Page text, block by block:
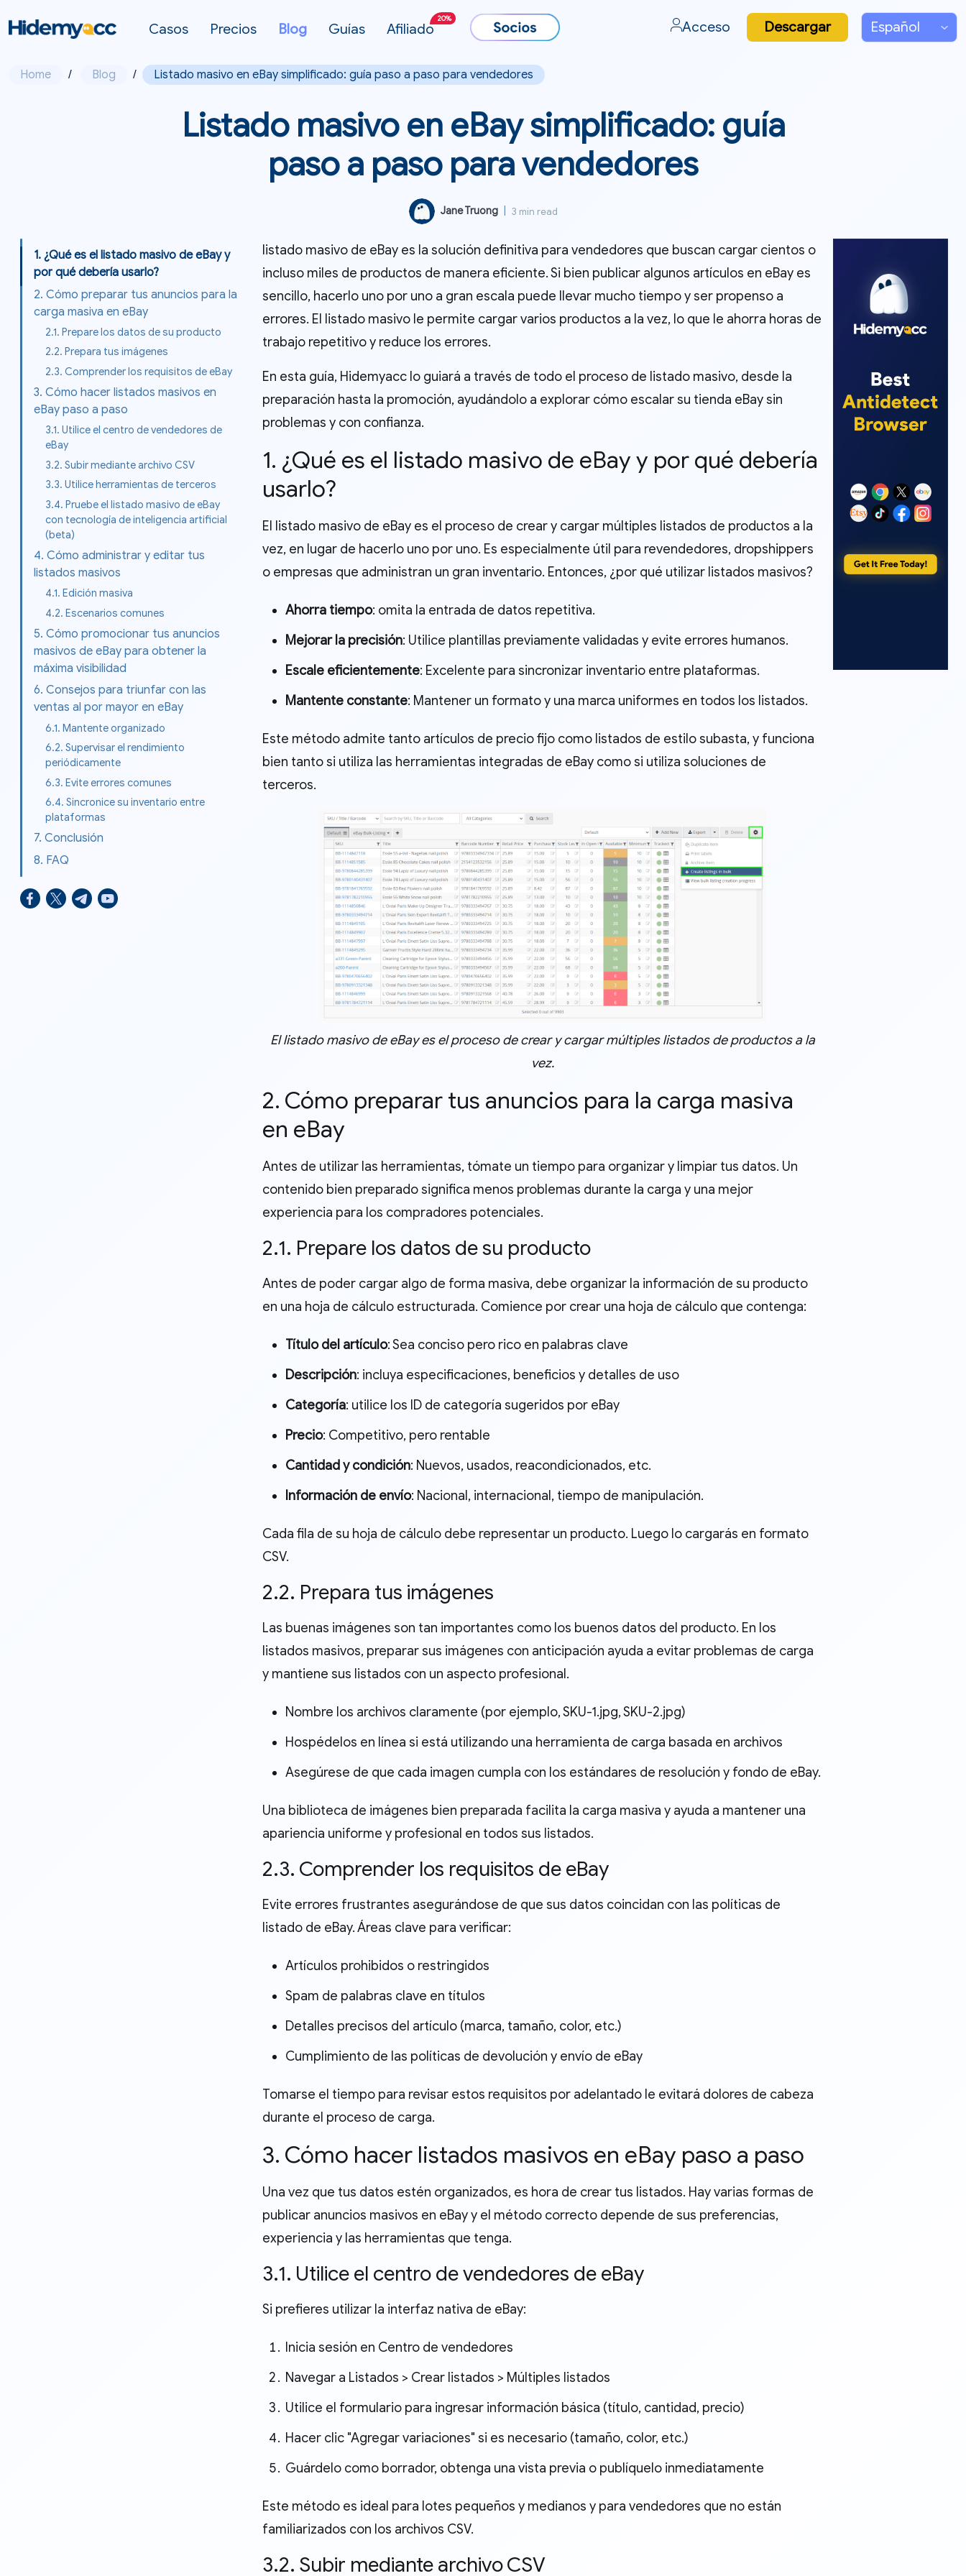
Casos Precios Blog Guías Afiliado
20%
Acceso Descargar
Home / Blog / Listado masivo en eBay simplificado: guía paso a paso para vendedores
Listado masivo en eBay simplificado: guía
paso a paso para vendedores
Jane Truong 3 min read
1. ¿Qué es el listado masivo de eBay y
por qué debería usarlo?
2. Cómo preparar tus anuncios para la
carga masiva en eBay
2.1. Prepare los datos de su producto
2.2. Prepara tus imágenes
2.3. Comprender los requisitos de eBay
3. Cómo hacer listados masivos en
eBay paso a paso
3.1. Utilice el centro de vendedores de
eBay
3.2. Subir mediante archivo CSV
3.3. Utilice herramientas de terceros
3.4. Pruebe el listado masivo de eBay
con tecnología de inteligencia artificial
(beta)
4. Cómo administrar y editar tus
listados masivos
4.1. Edición masiva
4.2. Escenarios comunes
5. Cómo promocionar tus anuncios
masivos de eBay para obtener la
máxima visibilidad
6. Consejos para triunfar con las
ventas al por mayor en eBay
6.1. Mantente organizado
6.2. Supervisar el rendimiento
periódicamente
6.3. Evite errores comunes
6.4. Sincronice su inventario entre
plataformas
7. Conclusión
8. FAQ
listado masivo de eBay es la solución definitiva para vendedores que buscan cargar cientos o
incluso miles de productos de manera eficiente. Si bien publicar algunos artículos en eBay es
sencillo, hacerlo uno por uno a gran escala puede llevar mucho tiempo y ser propenso a
errores. El listado masivo le permite cargar varios productos a la vez, lo que le ahorra horas de
trabajo repetitivo y reduce los errores.
En esta guía, Hidemyacc lo guiará a través de todo el proceso de listado masivo, desde la
preparación hasta la promoción, ayudándolo a explorar cómo escalar su tienda eBay sin
problemas y con confianza.
1. ¿Qué es el listado masivo de eBay y por qué debería
usarlo?
El listado masivo de eBay es el proceso de crear y cargar múltiples listados de productos a la
vez, en lugar de hacerlo uno por uno. Es especialmente útil para revendedores, dropshippers
o empresas que administran un gran inventario. Entonces, ¿por qué utilizar listados masivos?
Ahorra tiempo: omita la entrada de datos repetitiva.
Mejorar la precisión: Utilice plantillas previamente validadas y evite errores humanos.
Escale eficientemente: Excelente para sincronizar inventario entre plataformas.
Mantente constante: Mantener un formato y una marca uniformes en todos los listados.
Este método admite tanto artículos de precio fijo como listados de estilo subasta, y funciona
bien tanto si utiliza las herramientas integradas de eBay como si utiliza soluciones de
terceros.
El listado masivo de eBay es el proceso de crear y cargar múltiples listados de productos a la
vez.
2. Cómo preparar tus anuncios para la carga masiva
en eBay
Antes de utilizar las herramientas, tómate un tiempo para organizar y limpiar tus datos. Un
contenido bien preparado significa menos problemas durante la carga y una mejor
experiencia para los compradores potenciales.
2.1. Prepare los datos de su producto
Antes de poder cargar algo de forma masiva, debe organizar la información de su producto
en una hoja de cálculo estructurada. Comience por crear una hoja de cálculo que contenga:
Título del artículo: Sea conciso pero rico en palabras clave
Descripción: incluya especificaciones, beneficios y detalles de uso
Categoría: utilice los ID de categoría sugeridos por eBay
Precio: Competitivo, pero rentable
Cantidad y condición: Nuevos, usados, reacondicionados, etc.
Información de envío: Nacional, internacional, tiempo de manipulación.
Cada fila de su hoja de cálculo debe representar un producto. Luego lo cargarás en formato
CSV.
2.2. Prepara tus imágenes
Las buenas imágenes son tan importantes como los buenos datos del producto. En los
listados masivos, preparar sus imágenes con anticipación ayuda a evitar problemas de carga
y mantiene sus listados con un aspecto profesional.
Nombre los archivos claramente (por ejemplo, SKU-1.jpg, SKU-2.jpg)
Hospédelos en línea si está utilizando una herramienta de carga basada en archivos
Asegúrese de que cada imagen cumpla con los estándares de resolución y fondo de eBay.
Una biblioteca de imágenes bien preparada facilita la carga masiva y ayuda a mantener una
apariencia uniforme y profesional en todos sus listados.
2.3. Comprender los requisitos de eBay
Evite errores frustrantes asegurándose de que sus datos coincidan con las políticas de
listado de eBay. Áreas clave para verificar:
Artículos prohibidos o restringidos
Spam de palabras clave en títulos
Detalles precisos del artículo (marca, tamaño, color, etc.)
Cumplimiento de las políticas de devolución y envío de eBay
Tomarse el tiempo para revisar estos requisitos por adelantado le evitará dolores de cabeza
durante el proceso de carga.
3. Cómo hacer listados masivos en eBay paso a paso
Una vez que tus datos estén organizados, es hora de crear tus listados. Hay varias formas de
publicar anuncios masivos en eBay y el método correcto depende de sus preferencias,
experiencia y las herramientas que tenga.
3.1. Utilice el centro de vendedores de eBay
Si prefieres utilizar la interfaz nativa de eBay:
Inicia sesión en Centro de vendedores
Navegar a Listados > Crear listados > Múltiples listados
Utilice el formulario para ingresar información básica (título, cantidad, precio)
Hacer clic "Agregar variaciones" si es necesario (tamaño, color, etc.)
Guárdelo como borrador, obtenga una vista previa o publíquelo inmediatamente
Este método es ideal para lotes pequeños y medianos y para vendedores que no están
familiarizados con los archivos CSV.
3.2. Subir mediante archivo CSV